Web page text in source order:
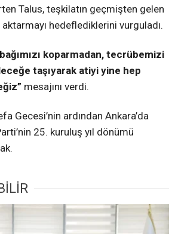
Talus, teşkilatın geçmişten gelen
hedeflediklerini vurguladı.
koparmadan, tecrübemizi
taşıyarak atiyi yine hep
mesajını verdi.
Gecesi’nin ardından Ankara’da
25. kuruluş yıl dönümü